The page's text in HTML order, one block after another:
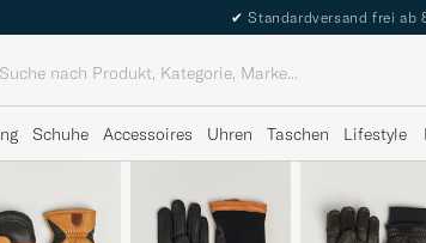
✔ Standardversand frei ab
Schuhe Accessoires Uhren Taschen Lifestyle